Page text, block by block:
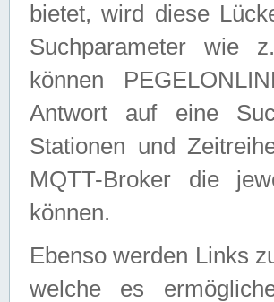
bietet, wird diese
Suchparameter wie
können
Antwort auf eine
Stationen und
MQTT-Broker die
können.
Ebenso werden Links
welche es